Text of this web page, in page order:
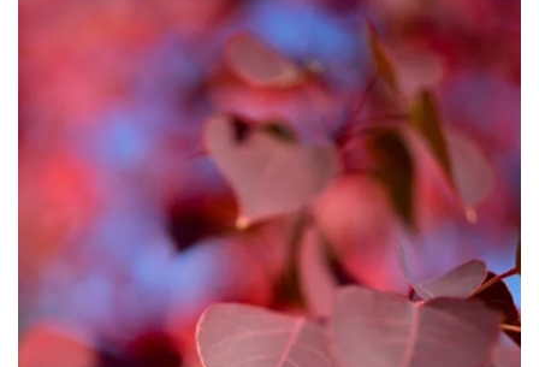
SIGMA SONY sound
THETA VILTROX
X half Xiaomi Pad 6 Xperia1VI
Z6II Z30 Zf Zfc
α7CR α6700 フィルムカメラ
フォクトレンダー ライカM4 ライカM10
ライカM10-R ライカX2 ローライ35